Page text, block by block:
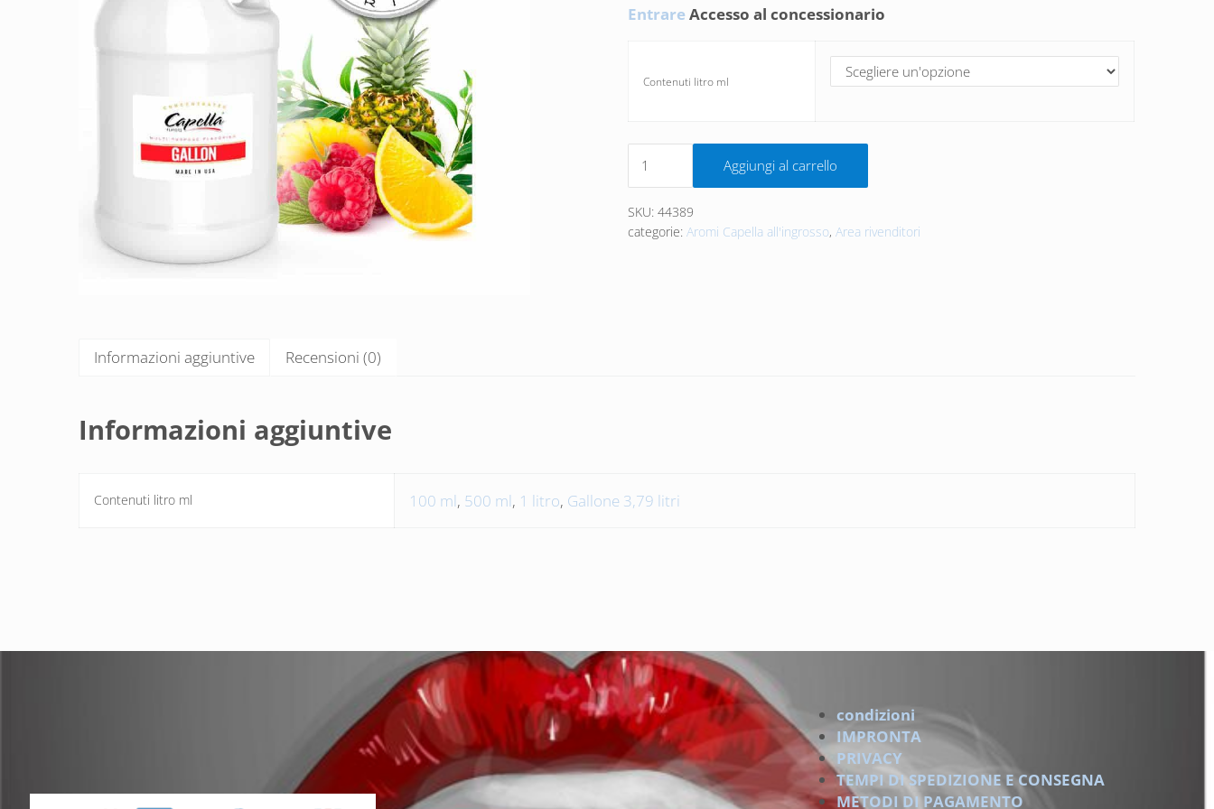
Entrare Accesso al concessionario
Contenuti litro ml
Quantità Pink Punch Capella
Aggiungi al carrello
SKU:44389
categorie:Aromi Capella all'ingrosso,Area rivenditori
Informazioni aggiuntive Recensioni (0)
Informazioni aggiuntive
Contenuti litro ml 100 ml, 500 ml, 1 litro, Gallone 3,79 litri
condizioni
IMPRONTA
PRIVACY
TEMPI DI SPEDIZIONE E CONSEGNA
METODI DI PAGAMENTO